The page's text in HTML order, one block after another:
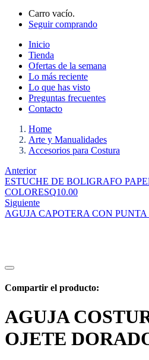
Carro vacío.
Seguir comprando
Inicio
Tienda
Ofertas de la semana
Lo más reciente
Lo que has visto
Preguntas frecuentes
Contacto
Home
Arte y Manualidades
Accesorios para Costura
Anterior
ESTUCHE DE BOLIGRAFO
COLORESQ10.00
Siguiente
AGUJA CAPOTERA CON PUNTA
Compartir el producto:
AGUJA
OJETE